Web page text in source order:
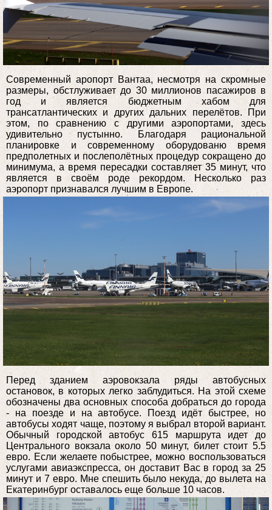
Современный аропорт Вантаа, несмотря на скромные
размеры, обстлуживает до 30 миллионов пасажиров в
год и является бюджетным хабом для
трансатлантических и других дальних перелётов. При
этом, по сравнению с другими аэропортами, здесь
удивительно пустынно. Благодаря рациональной
планировке и современному оборудованю время
предполетных и послеполётных процедур сокращено до
минимума, а время пересадки составляет 35 минут, что
является в своём роде рекордом. Несколько раз
аэропорт признавался лучшим в Европе.
Перед зданием аэровокзала ряды автобусных
остановок, в которых легко заблудиться. На этой схеме
обозначены два основных способа добраться до города
- на поезде и на автобусе. Поезд идёт быстрее, но
автобусы ходят чаще, поэтому я выбрал второй вариант.
Обычный городской автобус 615 маршрута идет до
Центрального вокзала около 50 минут, билет стоит 5.5
евро. Если желаете побыстрее, можно воспользоваться
услугами авиаэкспресса, он доставит Вас в город за 25
минут и 7 евро. Мне спешить было некуда, до вылета на
Екатеринбург оставалось еще больше 10 часов.